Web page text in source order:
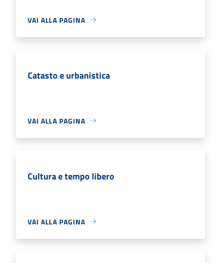
VAI ALLA PAGINA
Catasto e urbanistica
VAI ALLA PAGINA
Cultura e tempo libero
VAI ALLA PAGINA